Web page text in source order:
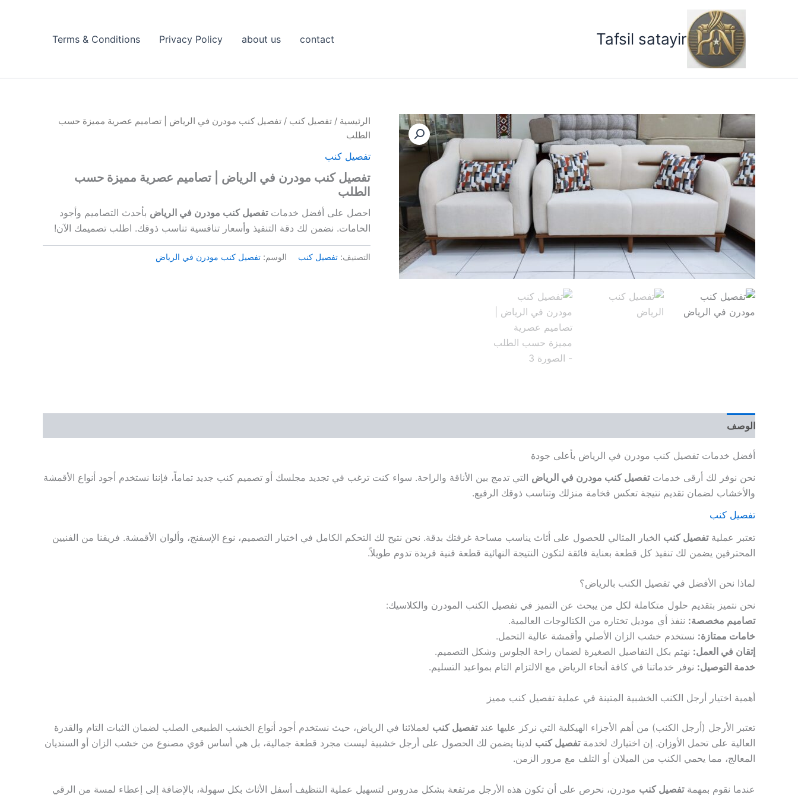
Tafsil satayir
contact
about us
Privacy Policy
Terms & Conditions
الرئيسية / تفصيل كنب / تفصيل كنب مودرن في الرياض | تصاميم عصرية مميزة حسب
الطلب
تفصيل كنب
تفصيل كنب مودرن في الرياض | تصاميم عصرية مميزة حسب
الطلب
احصل على أفضل خدماتتفصيل كنب مودرن في الرياض بأحدث التصاميم وأجود
الخامات. نضمن لك دقة التنفيذ وأسعار تنافسية تناسب ذوقك. اطلب تصميمك الآن!
التصنيف: تفصيل كنب الوسم: تفصيل كنب مودرن في الرياض
الوصف
أفضل خدمات تفصيل كنب مودرن في الرياض بأعلى جودة
نحن نوفر لك أرقى خدماتتفصيل كنب مودرن في الرياض التي تدمج بين الأناقة والراحة. سواء كنت ترغب في تجديد مجلسك أو تصميم كنب جديد تماماً، فإننا نستخدم أجود أنواع الأقمشة
والأخشاب لضمان تقديم نتيجة تعكس فخامة منزلك وتناسب ذوقك الرفيع.
تفصيل كنب
تعتبر عمليةتفصيل كنب الخيار المثالي للحصول على أثاث يناسب مساحة غرفتك بدقة. نحن نتيح لك التحكم الكامل في اختيار التصميم، نوع الإسفنج، وألوان الأقمشة. فريقنا من الفنيين
المحترفين يضمن لك تنفيذ كل قطعة بعناية فائقة لتكون النتيجة النهائية قطعة فنية فريدة تدوم طويلاً.
لماذا نحن الأفضل في تفصيل الكنب بالرياض؟
نحن نتميز بتقديم حلول متكاملة لكل من يبحث عن التميز في تفصيل الكنب المودرن والكلاسيك:
تصاميم مخصصة: ننفذ أي موديل تختاره من الكتالوجات العالمية.
خامات ممتازة: نستخدم خشب الزان الأصلي وأقمشة عالية التحمل.
إتقان في العمل: نهتم بكل التفاصيل الصغيرة لضمان راحة الجلوس وشكل التصميم.
خدمة التوصيل: نوفر خدماتنا في كافة أنحاء الرياض مع الالتزام التام بمواعيد التسليم.
أهمية اختيار أرجل الكنب الخشبية المتينة في عملية تفصيل كنب مميز
تعتبر الأرجل (أرجل الكنب) من أهم الأجزاء الهيكلية التي نركز عليها عندتفصيل كنب لعملائنا في الرياض، حيث نستخدم أجود أنواع الخشب الطبيعي الصلب لضمان الثبات التام والقدرة
العالية على تحمل الأوزان. إن اختيارك لخدمةتفصيل كنب لدينا يضمن لك الحصول على أرجل خشبية ليست مجرد قطعة جمالية، بل هي أساس قوي مصنوع من خشب الزان أو السنديان
المعالج، مما يحمي الكنب من الميلان أو التلف مع مرور الزمن.
​عندما نقوم بمهمةتفصيل كنب مودرن، نحرص على أن تكون هذه الأرجل مرتفعة بشكل مدروس لتسهيل عملية التنظيف أسفل الأثاث بكل سهولة، بالإضافة إلى إعطاء لمسة من الرقي